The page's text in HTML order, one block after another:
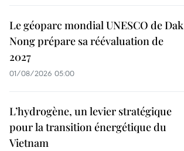
Le géoparc mondial UNESCO de Dak
Nong prépare sa réévaluation de
2027
01/08/2026 05:00
L’hydrogène, un levier stratégique
pour la transition énergétique du
Vietnam